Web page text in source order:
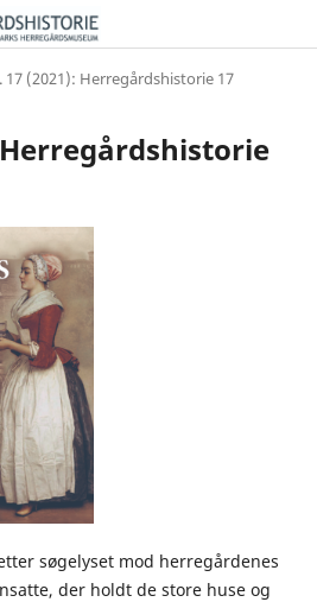
17 (2021): Herregårdshistorie 17
Herregårdshistorie
søgelyset mod herregårdenes
der holdt de store huse og